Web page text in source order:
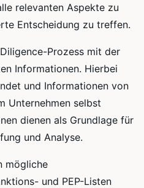
relevanten Aspekte zu
Entscheidung zu treffen.
Prozess mit der
Informationen. Hierbei
und Informationen von
Unternehmen selbst
dienen als Grundlage für
und Analyse.
mögliche
und PEP-Listen